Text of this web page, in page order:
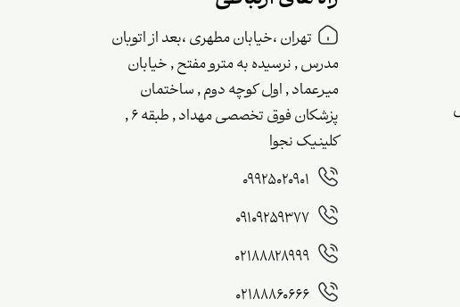
تهران ،خیابان مطهری ،بعد از اتوبان
مدرس , نرسیده به مترو مفتح , خیابان
میرعماد , اول کوچه دوم , ساختمان
پزشکان فوق تخصصی مهداد , طبقه ۶ ,
کلینیک نجوا